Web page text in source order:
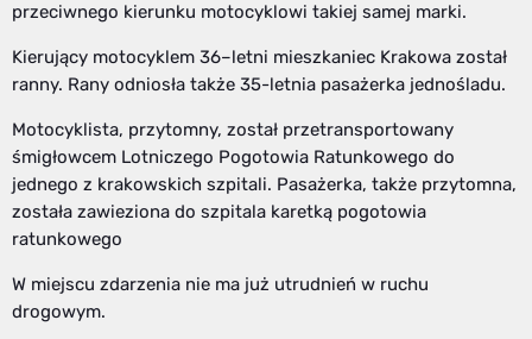
przeciwnego kierunku motocyklowi takiej samej marki.
Kierujący motocyklem 36–letni mieszkaniec Krakowa został
ranny. Rany odniosła także 35-letnia pasażerka jednośladu.
Motocyklista, przytomny, został przetransportowany
śmigłowcem Lotniczego Pogotowia Ratunkowego do
jednego z krakowskich szpitali. Pasażerka, także przytomna,
została zawieziona do szpitala karetką pogotowia
ratunkowego
W miejscu zdarzenia nie ma już utrudnień w ruchu
drogowym.